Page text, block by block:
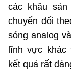
Liên hệ
Địa chỉ: Ban Biên
Điện thoại: 024
Email:
©2026 Bản quyền
(Ghi rõ nguồn
các khâu
chuyển đổi
sóng analog
lĩnh vực khác
kết quả rất